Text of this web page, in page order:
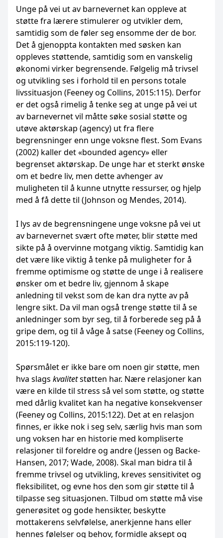
Unge på vei ut av barnevernet kan oppleve at
støtte fra lærere stimulerer og utvikler dem,
samtidig som de føler seg ensomme der de bor.
Det å gjenoppta kontakten med søsken kan
oppleves støttende, samtidig som en vanskelig
økonomi virker begrensende. Følgelig må trivsel
og utvikling ses i forhold til en persons totale
livssituasjon (Feeney og Collins, 2015:115). Derfor
er det også rimelig å tenke seg at unge på vei ut
av barnevernet vil måtte søke sosial støtte og
utøve aktørskap (agency) ut fra flere
begrensninger enn unge voksne flest. Som Evans
(2002) kaller det «bounded agency» eller
begrenset aktørskap. De unge har et sterkt ønske
om et bedre liv, men dette avhenger av
muligheten til å kunne utnytte ressurser, og hjelp
med å få dette til (Johnson og Mendes, 2014).
I lys av de begrensningene unge voksne på vei ut
av barnevernet svært ofte møter, blir støtte med
sikte på å overvinne motgang viktig. Samtidig kan
det være like viktig å tenke på muligheter for å
fremme optimisme og støtte de unge i å realisere
ønsker om et bedre liv, gjennom å skape
anledning til vekst som de kan dra nytte av på
lengre sikt. Da vil man også trenge støtte til å se
anledninger som byr seg, til å forberede seg på å
gripe dem, og til å våge å satse (Feeney og Collins,
2015:119-120).
Spørsmålet er ikke bare om noen gir støtte, men
hva slags kvalitetstøtten har. Nære relasjoner kan
være en kilde til stress så vel som støtte, og støtte
med dårlig kvalitet kan ha negative konsekvenser
(Feeney og Collins, 2015:122). Det at en relasjon
finnes, er ikke nok i seg selv, særlig hvis man som
ung voksen har en historie med kompliserte
relasjoner til foreldre og andre (Jessen og Backe-
Hansen, 2017; Wade, 2008). Skal man bidra til å
fremme trivsel og utvikling, kreves sensitivitet og
fleksibilitet, og evne hos den som gir støtte til å
tilpasse seg situasjonen. Tilbud om støtte må vise
generøsitet og gode hensikter, beskytte
mottakerens selvfølelse, anerkjenne hans eller
hennes følelser og behov, formidle aksept og